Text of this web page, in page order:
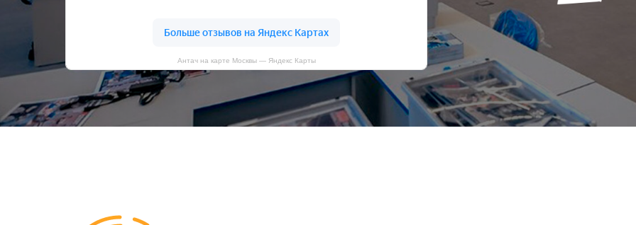
Антач на карте Москвы — Яндекс Карты